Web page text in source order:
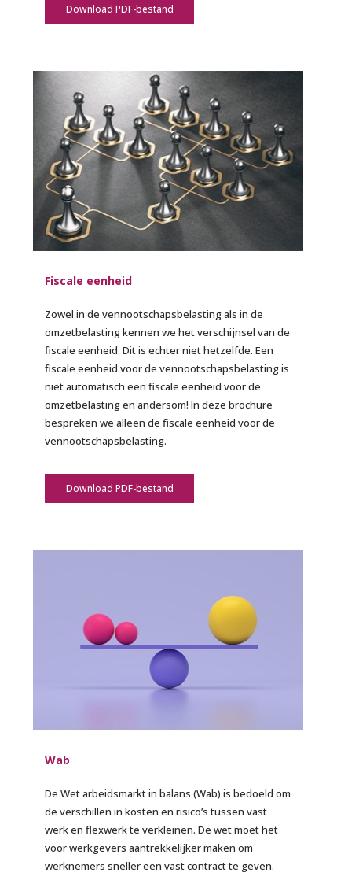
Download PDF-bestand
Fiscale eenheid
Zowel in de vennootschapsbelasting als in de
omzetbelasting kennen we het verschijnsel van de
fiscale eenheid. Dit is echter niet hetzelfde. Een
fiscale eenheid voor de vennootschapsbelasting is
niet automatisch een fiscale eenheid voor de
omzetbelasting en andersom! ​​In deze brochure
bespreken we alleen de fiscale eenheid voor de
vennootschapsbelasting.
Download PDF-bestand
Wab
De Wet arbeidsmarkt in balans (Wab) is bedoeld om
de verschillen in kosten en risico’s tussen vast
werk en flexwerk te verkleinen. De wet moet het
voor werkgevers aantrekkelijker maken om
werknemers sneller een vast contract te geven.